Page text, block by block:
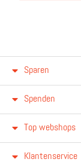
Sparen
Spenden
Top webshops
Klantenservice